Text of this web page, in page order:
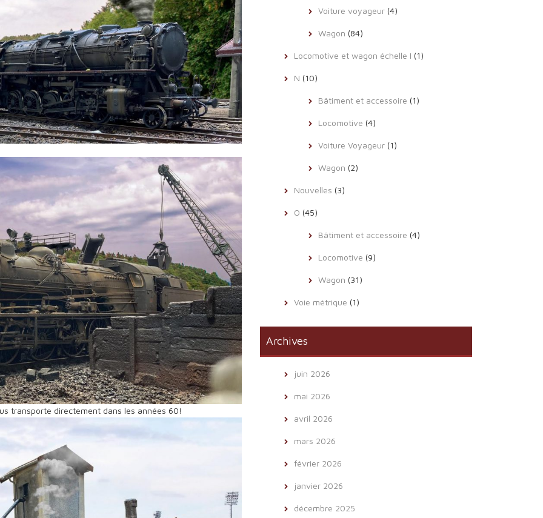
transporte directement dans les années 60!
Voiture voyageur (4)
Wagon (84)
Locomotive et wagon échelle I (1)
N (10)
Bâtiment et accessoire (1)
Locomotive (4)
Voiture Voyageur (1)
Wagon (2)
Nouvelles (3)
O (45)
Bâtiment et accessoire (4)
Locomotive (9)
Wagon (31)
Voie métrique (1)
Archives
juin 2026
mai 2026
avril 2026
mars 2026
février 2026
janvier 2026
décembre 2025